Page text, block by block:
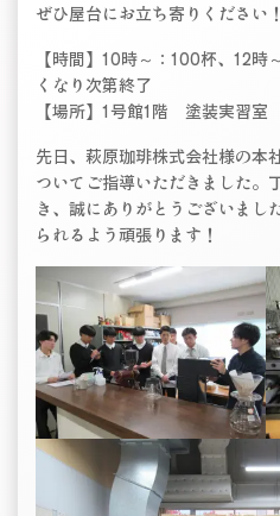
ぜひ屋台にお立ち寄りください！
【時間】10時～：100杯、12
くなり次第終了
【場所】1号館1階 塗装実習室
先日、萩原珈琲株式会社様の本
ついてご指導いただきました。
き、誠にありがとうございまし
られるよう頑張ります！